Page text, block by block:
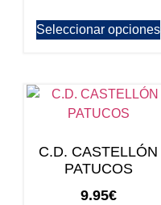
Seleccionar opciones
C.D. CASTELLÓN
PATUCOS
9.95€